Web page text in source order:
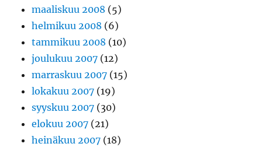
maaliskuu 2008 (5)
helmikuu 2008 (6)
tammikuu 2008 (10)
joulukuu 2007 (12)
marraskuu 2007 (15)
lokakuu 2007 (19)
syyskuu 2007 (30)
elokuu 2007 (21)
heinäkuu 2007 (18)